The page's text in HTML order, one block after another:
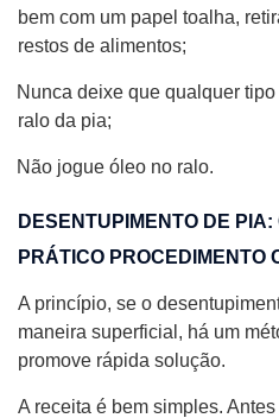
bem com um papel toalha,
restos de alimentos;
Nunca deixe que qualquer
ralo da pia;
Não jogue óleo no ralo.
DESENTUPIMENTO DE
PRÁTICO PROCEDIMENTO
A princípio, se o
maneira superficial, há um
promove rápida solução.
A receita é bem simples.